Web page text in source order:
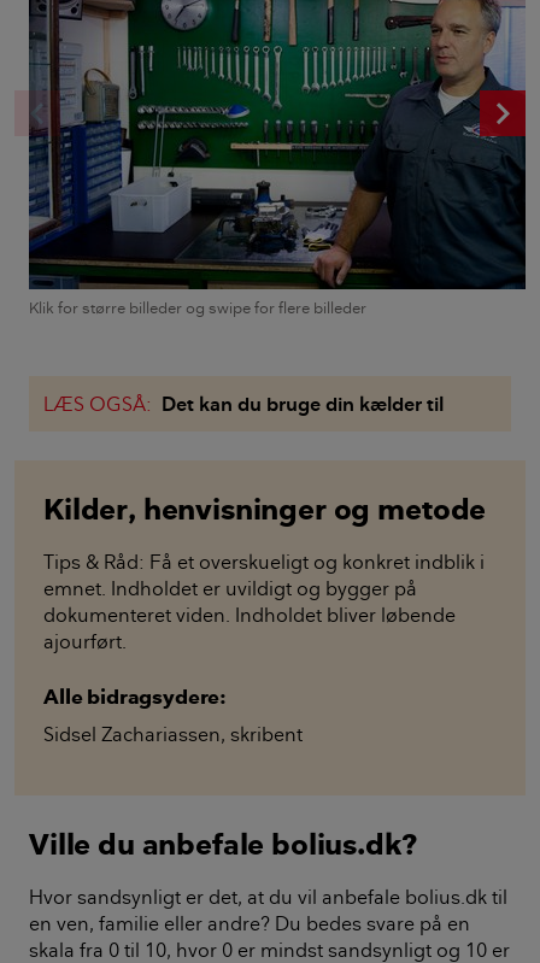
chevron_left
Klik for større billeder og swipe for flere billeder
LÆS OGSÅ: Det kan du bruge din kælder til
Kilder, henvisninger og metode
Tips & Råd: Få et overskueligt og konkret indblik i
emnet. Indholdet er uvildigt og bygger på
dokumenteret viden. Indholdet bliver løbende
ajourført.
Alle bidragsydere:
Sidsel Zachariassen, skribent
Ville du anbefale bolius.dk?
Hvor sandsynligt er det, at du vil anbefale bolius.dk til
en ven, familie eller andre? Du bedes svare på en
skala fra 0 til 10, hvor 0 er mindst sandsynligt og 10 er